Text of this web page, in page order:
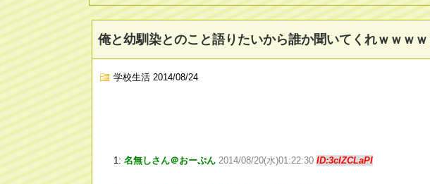
俺と幼馴染とのこと語りたいから誰か聞いてくれｗｗｗ
学校生活 2014/08/24
1: 名無しさん＠おーぷん 2014/08/20(水)01:22:30 ID:3cIZCLaPI